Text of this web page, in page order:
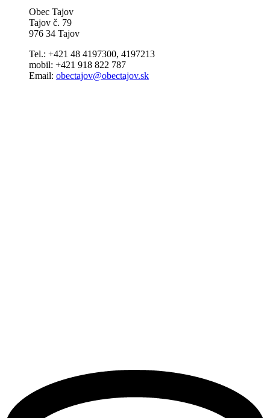
Obec Tajov
Tajov č. 79
976 34 Tajov
Tel.: +421 48 4197300, 4197213
mobil: +421 918 822 787
Email: obectajov@obectajov.sk